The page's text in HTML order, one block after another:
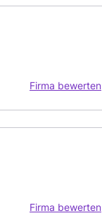
Firma bewerten
Firma bewerten